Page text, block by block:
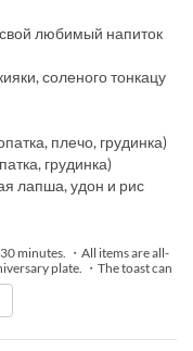
любимый напиток
соленого тонкацу
плечо, грудинка)
грудинка)
лапша, удон и рис
minutes. ・All items are all-
plate. ・The toast can